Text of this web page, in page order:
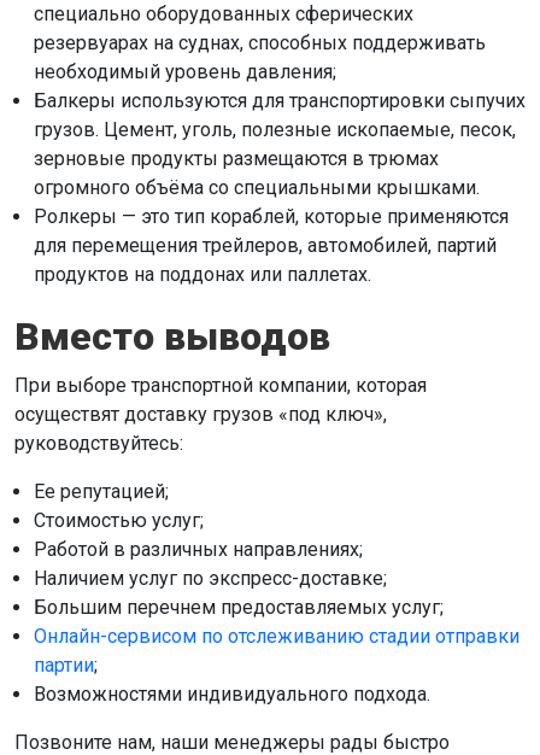
специально оборудованных сферических
резервуарах на суднах, способных поддерживать
необходимый уровень давления;
Балкеры используются для транспортировки сыпучих
грузов. Цемент, уголь, полезные ископаемые, песок,
зерновые продукты размещаются в трюмах
огромного объёма со специальными крышками.
Ролкеры — это тип кораблей, которые применяются
для перемещения трейлеров, автомобилей, партий
продуктов на поддонах или паллетах.
Вместо выводов
При выборе транспортной компании, которая
осуществят доставку грузов «под ключ»,
руководствуйтесь:
Ее репутацией;
Стоимостью услуг;
Работой в различных направлениях;
Наличием услуг по экспресс-доставке;
Большим перечнем предоставляемых услуг;
Онлайн-сервисом по отслеживанию стадии отправки
партии;
Возможностями индивидуального подхода.
Позвоните нам, наши менеджеры рады быстро